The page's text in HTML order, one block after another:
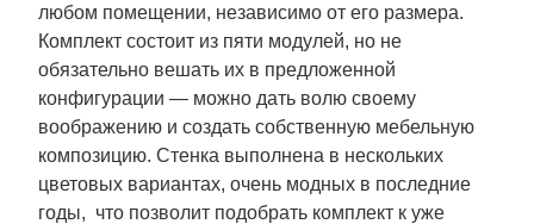
любом помещении, независимо от его размера.
Комплект состоит из пяти модулей, но не
обязательно вешать их в предложенной
конфигурации — можно дать волю своему
воображению и создать собственную мебельную
композицию. Стенка выполнена в нескольких
цветовых вариантах, очень модных в последние
годы, что позволит подобрать комплект к уже